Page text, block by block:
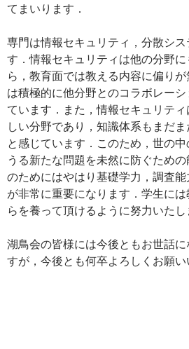
てまいります．
専門は情報セキュリティ，分散シ
す．情報セキュリティは他の分野
ら，教育面では教える内容に偏り
は積極的に他分野とのコラボレー
ています．また，情報セキュリテ
しい分野であり，知識体系もまだ
と感じています．このため，世の
うる新たな問題を未然に防ぐため
のためにはやはり基礎学力，調査
が非常に重要になります．学生に
らを養って頂けるように努力いたし
湖鳥会の皆様には今後ともお世話
すが，今後とも何卒よろしくお願い